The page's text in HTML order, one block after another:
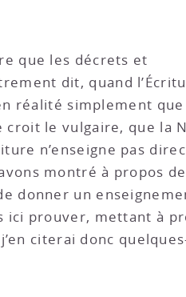
que les décrets et
dit, quand
réalité simplement que
le vulgaire, que la
n’enseigne pas
montré à propos
donner un
ici prouver, mettant à
citerai donc